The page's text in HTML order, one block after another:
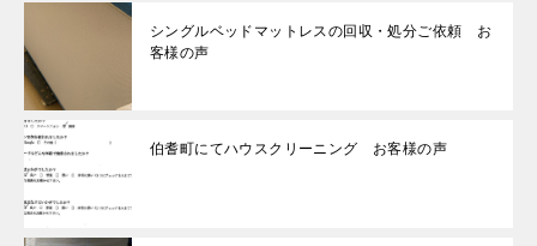
シングルベッドマットレスの回収・処分ご依頼 お
客様の声
伯耆町にてハウスクリーニング お客様の声